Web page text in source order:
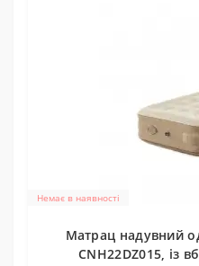
Немає в наявності
Матрац надувний
CNH22DZ015, із